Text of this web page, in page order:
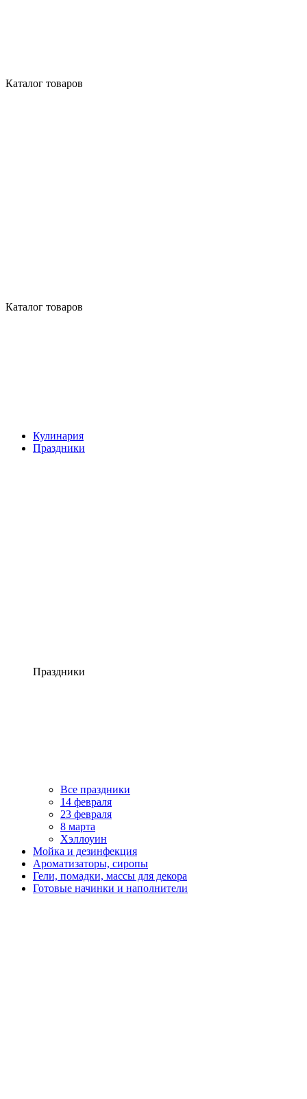
Каталог товаров
Каталог товаров
Кулинария
Праздники
Праздники
Все праздники
14 февраля
23 февраля
8 марта
Хэллоуин
Мойка и дезинфекция
Ароматизаторы, сиропы
Гели, помадки, массы для декора
Готовые начинки и наполнители